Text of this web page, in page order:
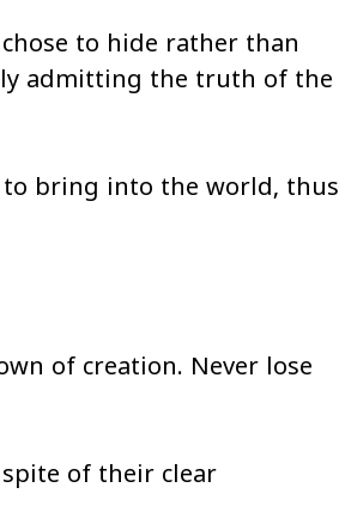
to hide rather than
admitting the truth of the
to bring into the world, thus
of creation. Never lose
of their clear